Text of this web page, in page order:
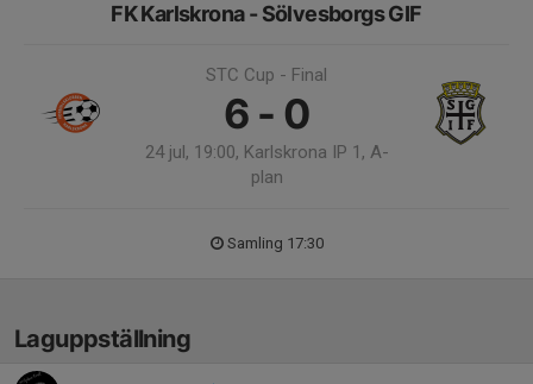
FK Karlskrona - Sölvesborgs GIF
STC Cup - Final
6 - 0
24 jul, 19:00, Karlskrona IP 1, A-
plan
Samling 17:30
Laguppställning